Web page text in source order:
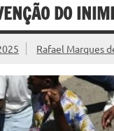
DO
Rafael Marques